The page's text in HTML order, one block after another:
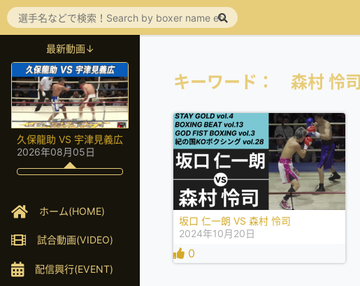
最新動画↓
久保龍助 VS 宇津見義広
2026年08月05日
ホーム(HOME)
試合動画(VIDEO)
配信興行(EVENT)
キーワード： 森村 怜司
坂口 仁一朗 VS 森村 怜司
2024年10月20日
0